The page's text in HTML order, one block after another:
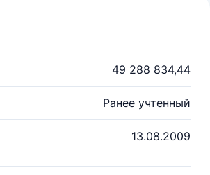
49 288 834,44
Ранее учтенный
13.08.2009